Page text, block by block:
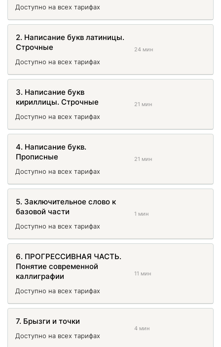
Доступно на всех тарифах
2. Написание букв латиницы.
Строчные
Доступно на всех тарифах
24 мин
3. Написание букв
кириллицы. Строчные
Доступно на всех тарифах
21 мин
4. Написание букв.
Прописные
Доступно на всех тарифах
21 мин
5. Заключительное слово к
базовой части
Доступно на всех тарифах
1 мин
6. ПРОГРЕССИВНАЯ ЧАСТЬ.
Понятие современной
каллиграфии
Доступно на всех тарифах
11 мин
7. Брызги и точки
Доступно на всех тарифах
4 мин